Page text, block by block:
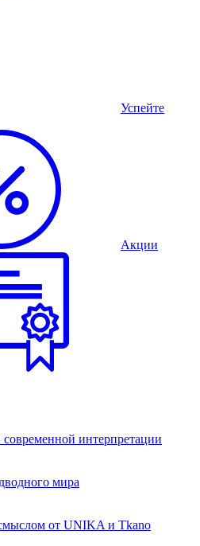
Успейте
Акции
современной интерпретации
мира
от UNIKA и Tkano